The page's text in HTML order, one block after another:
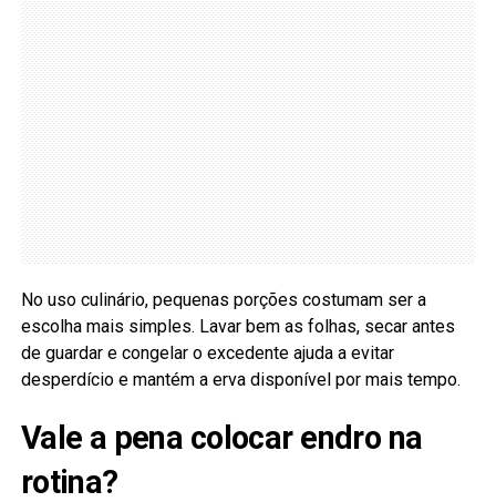
No uso culinário, pequenas porções costumam ser a
escolha mais simples. Lavar bem as folhas, secar antes
de guardar e congelar o excedente ajuda a evitar
desperdício e mantém a erva disponível por mais tempo.
Vale a pena colocar endro na
rotina?